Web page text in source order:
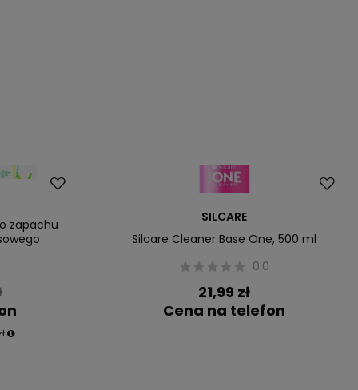
zapachu
SILCARE
Silcare Cleaner Base One, 500 ml
0.0
21,99 zł
Cena na telefon